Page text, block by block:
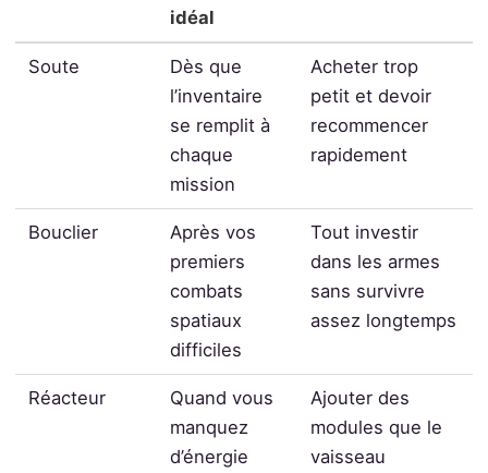
idéal
Soute
Dès que
l’inventaire
se remplit à
chaque
mission
Acheter trop
petit et devoir
recommencer
rapidement
Bouclier
Après vos
premiers
combats
spatiaux
difficiles
Tout investir
dans les armes
sans survivre
assez longtemps
Réacteur
Quand vous
manquez
d’énergie
Ajouter des
modules que le
vaisseau